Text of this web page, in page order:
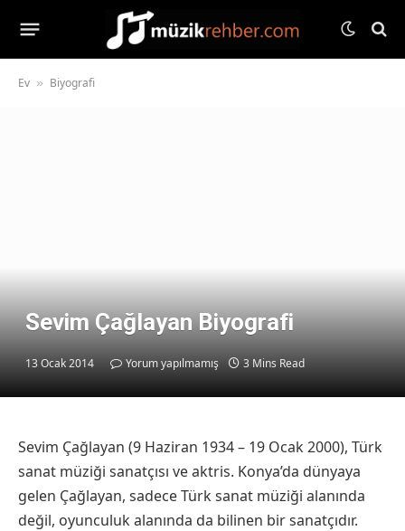
Ev » Biyografi
Sevim Çağlayan Biyografi
13 Ocak 2014 Yorum yapılmamış 3 Mins Read
Sevim Çağlayan (9 Haziran 1934 – 19 Ocak 2000), Türk
sanat müziği sanatçısı ve aktris. Konya’da dünyaya
gelen Çağlayan, sadece Türk sanat müziği alanında
değil, oyunculuk alanında da bilinen bir sanatçıdır.